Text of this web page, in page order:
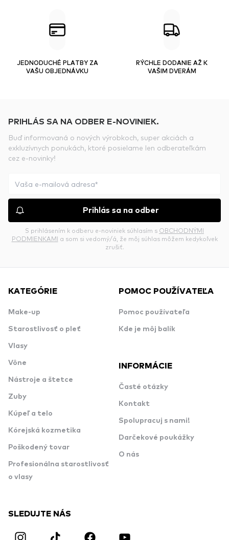
JEDNODUCHÉ PLATBY ZA
VAŠU OBJEDNÁVKU
RÝCHLE DODANIE AŽ K
VAŠIM DVERÁM
PRIHLÁS SA NA ODBER E-NOVINIEK.
Buď informovaná o nových výrobkoch, super akciách a
exkluzívnych ponukách, ktoré posielame len odberateľkám
cez e-novinky!
Prihlás sa na odber
S prihlásením k odberu e-noviniek súhlasím s OBCHODNÝMI
PODMIENKAMI a som si vedomý/á, že môj súhlas môžem kedykoľvek
zrušiť.
KATEGÓRIE
Make-up
Starostlivosť o pleť
Vlasy
Vône
Nástroje a štetce
Zuby
Kúpeľ a telo
Kórejská kozmetika
Poškodený tovar
Profesionálna starostlivosť
o vlasy
POMOC POUŽÍVATEĽA
Pomoc používateľa
Kde je môj balík
INFORMÁCIE
Časté otázky
Kontakt
Spolupracuj s nami!
Darčekové poukážky
O nás
SLEDUJTE NÁS